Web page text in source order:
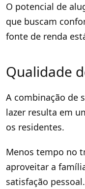
O potencial de
que buscam
fonte de renda
Qualidade
A combinação de
lazer resulta em
os residentes.
Menos tempo no
aproveitar a
satisfação pessoal.